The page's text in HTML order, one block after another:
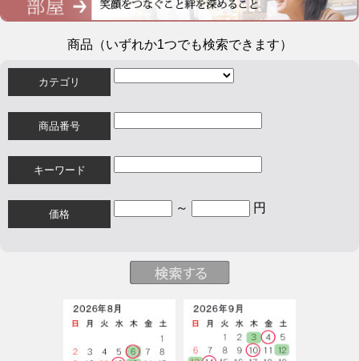
商品（いずれか1つでも検索できます）
カテゴリ
商品番号
キーワード
価格 ～ 円